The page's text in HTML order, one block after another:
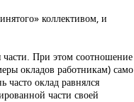
коллективом, и
части. При этом соотношение
окладов работникам) само
часто оклад равнялся
части своей